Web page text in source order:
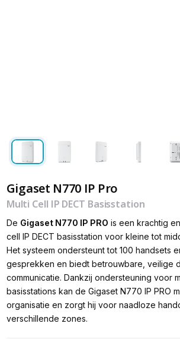
Gigaset N770 IP Pro
Multi Cell IP DECT Basisstation
De Gigaset N770 IP PRO is een krachtig
cell IP DECT basisstation voor kleine tot
Het systeem ondersteunt tot 100 handsets
gesprekken en biedt betrouwbare, veilige
communicatie. Dankzij ondersteuning voor
basisstations kan de Gigaset N770 IP PRO
organisatie en zorgt hij voor naadloze
verschillende zones.